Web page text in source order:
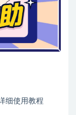
细使用教程